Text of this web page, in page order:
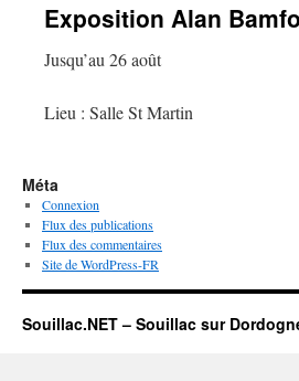
Exposition Alan
Jusqu’au 26 août
Lieu : Salle St Martin
Méta
Connexion
Flux des publications
Flux des commentaires
Site de WordPress-FR
Souillac.NET – Souillac sur